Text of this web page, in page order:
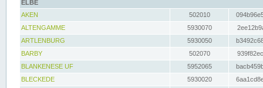
ELBE
AKEN
502010
ALTENGAMME
5930070
ARTLENBURG
5930050
BARBY
502070
BLANKENESE UF
5952065
BLECKEDE
5930020